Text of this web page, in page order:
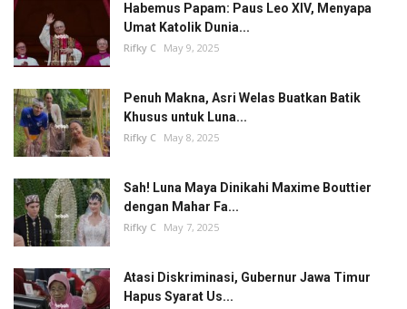
Habemus Papam: Paus Leo XIV, Menyapa
Umat Katolik Dunia...
Rifky C May 9, 2025
Penuh Makna, Asri Welas Buatkan Batik
Khusus untuk Luna...
Rifky C May 8, 2025
Sah! Luna Maya Dinikahi Maxime Bouttier
dengan Mahar Fa...
Rifky C May 7, 2025
Atasi Diskriminasi, Gubernur Jawa Timur
Hapus Syarat Us...